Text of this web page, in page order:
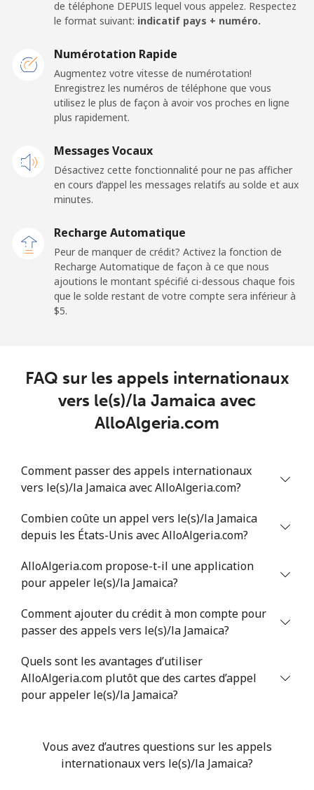
de téléphone DEPUIS lequel vous appelez. Respectez
le format suivant: indicatif pays + numéro.
Numérotation Rapide
Augmentez votre vitesse de numérotation!
Enregistrez les numéros de téléphone que vous
utilisez le plus de façon à avoir vos proches en ligne
plus rapidement.
Messages Vocaux
Désactivez cette fonctionnalité pour ne pas afficher
en cours d’appel les messages relatifs au solde et aux
minutes.
Recharge Automatique
Peur de manquer de crédit? Activez la fonction de
Recharge Automatique de façon à ce que nous
ajoutions le montant spécifié ci-dessous chaque fois
que le solde restant de votre compte sera inférieur à
⁦$5⁩.
FAQ sur les appels internationaux
vers le(s)/la Jamaica avec
AlloAlgeria.com
Comment passer des appels internationaux
vers le(s)/la Jamaica avec AlloAlgeria.com?
Combien coûte un appel vers le(s)/la Jamaica
depuis les États-Unis avec AlloAlgeria.com?
AlloAlgeria.com propose-t-il une application
pour appeler le(s)/la Jamaica?
Comment ajouter du crédit à mon compte pour
passer des appels vers le(s)/la Jamaica?
Quels sont les avantages d’utiliser
AlloAlgeria.com plutôt que des cartes d’appel
pour appeler le(s)/la Jamaica?
Vous avez d’autres questions sur les appels
internationaux vers le(s)/la Jamaica?